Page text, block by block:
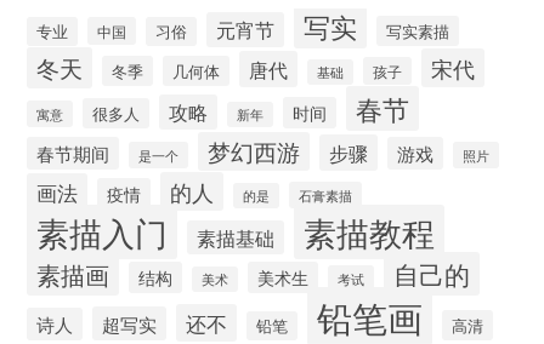
专业 中国 习俗 元宵节 写实 写实素描
冬天 冬季 几何体 唐代 基础 孩子 宋代
寓意 很多人 攻略 新年 时间 春节
春节期间 是一个 梦幻西游 步骤 游戏 照片
画法 疫情 的人 的是 石膏素描
素描入门 素描基础 素描教程
素描画 结构 美术 美术生 考试 自己的
诗人 超写实 还不 铅笔 铅笔画 高清